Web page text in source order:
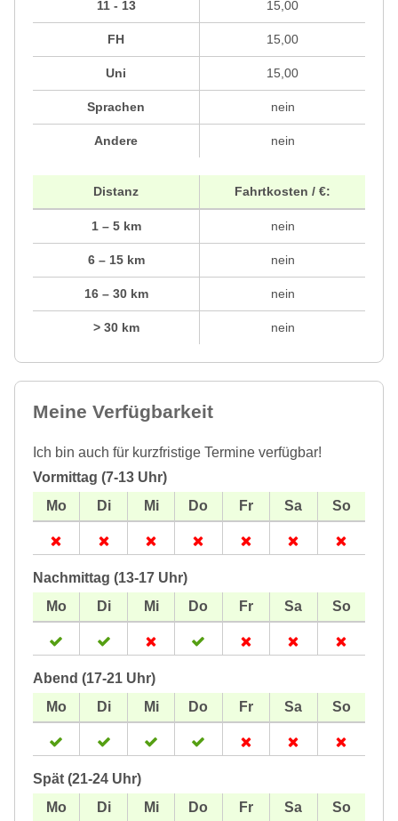
11 - 13
FH
Uni
Sprachen
Andere
15,00
15,00
15,00
nein
nein
Distanz
1 – 5 km
6 – 15 km
16 – 30 km
> 30 km
Fahrtkosten / €:
nein
nein
nein
nein
Meine Verfügbarkeit
Ich bin auch für kurzfristige Termine verfügbar!
Vormittag (7-13 Uhr)
Nachmittag (13-17 Uhr)
Abend (17-21 Uhr)
Spät (21-24 Uhr)